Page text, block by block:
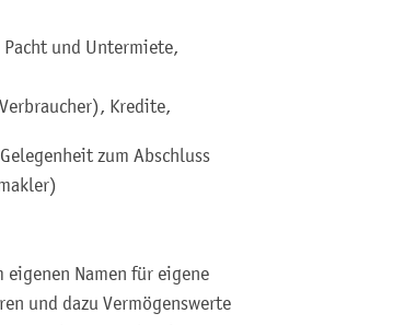
und Untermiete,
Kredite,
zum Abschluss
Namen für eigene
und dazu Vermögenswerte